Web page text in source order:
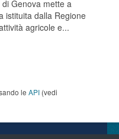
Genova mette a
istituita dalla Regione
agricole e...
le API (vedi